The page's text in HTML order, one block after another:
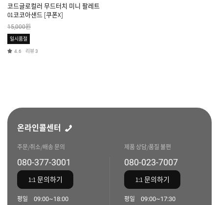
코드글로컬러 무드터치 미니 팔레트
01코코아샌드 [쿠폰X]
15,000원
일시품절
4.6 리뷰3
온라인콜센터
주문/취소/배송 문의
080-377-3001
1:1 문의하기
평일
09:00~18:00
제품 상담/품질 불편
080-023-7007
1:1 문의하기
평일
09:00~17:30